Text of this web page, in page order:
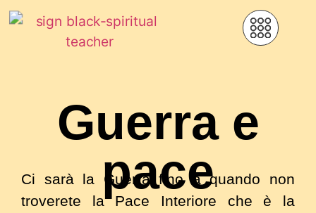
Guerra e
pace
Ci sarà la Guerra fino a quando non
troverete la Pace Interiore che è la